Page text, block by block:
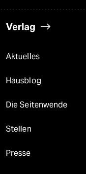
Verlag
Aktuelles
Hausblog
Die Seitenwende
Stellen
Presse